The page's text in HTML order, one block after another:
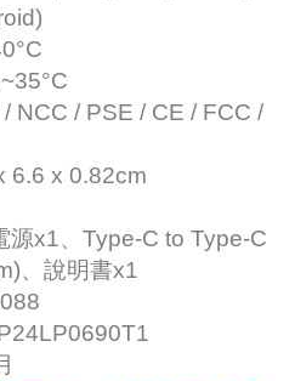
NCC / PSE / CE / FCC /
6.6 x 0.82cm
源x1、Type-C to Type-C
、說明書x1